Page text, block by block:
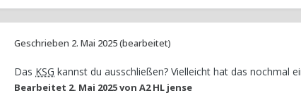
Geschrieben 2. Mai 2025(bearbeitet)
Das KSG kannst du ausschließen? Vielleicht hat das nochmal
Bearbeitet 2. Mai 2025von A2 HL jense